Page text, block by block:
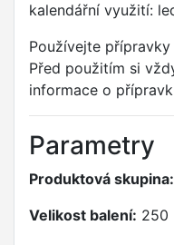
kalendářní využití:
Používejte
Před použitím si
informace o
Parametry
Produktová skupina:
Velikost balení: 250